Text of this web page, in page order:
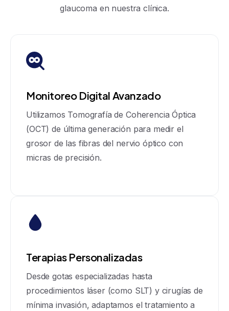
glaucoma en nuestra clínica.
Monitoreo Digital Avanzado
Utilizamos Tomografía de Coherencia Óptica
(OCT) de última generación para medir el
grosor de las fibras del nervio óptico con
micras de precisión.
Terapias Personalizadas
Desde gotas especializadas hasta
procedimientos láser (como SLT) y cirugías de
mínima invasión, adaptamos el tratamiento a